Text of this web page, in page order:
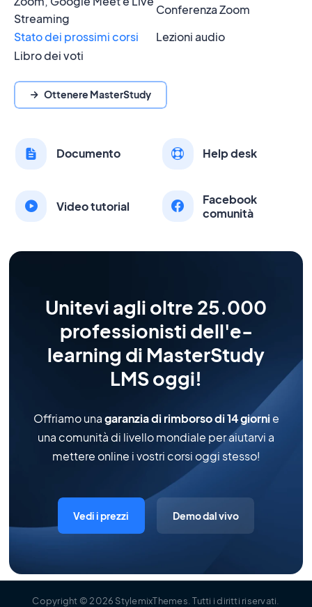
Streaming
Conferenza Zoom
Stato dei prossimi corsi
Lezioni audio
Libro dei voti
Ottenere MasterStudy
Documento Help desk
Video tutorial
Facebook
comunità
Unitevi agli oltre 25.000
professionisti dell'e-
learning di MasterStudy
LMS oggi!
Offriamo unagaranzia di rimborso di 14 giorni e
una comunità di livello mondiale per aiutarvi a
mettere online i vostri corsi oggi stesso!
Vedi i prezzi Demo dal vivo
Copyright © 2026 StylemixThemes.Tutti i diritti riservati.